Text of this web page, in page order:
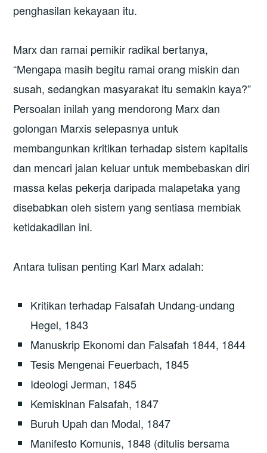
penghasilan kekayaan itu.
Marx dan ramai pemikir radikal bertanya,
“Mengapa masih begitu ramai orang miskin dan
susah, sedangkan masyarakat itu semakin kaya?”
Persoalan inilah yang mendorong Marx dan
golongan Marxis selepasnya untuk
membangunkan kritikan terhadap sistem kapitalis
dan mencari jalan keluar untuk membebaskan diri
massa kelas pekerja daripada malapetaka yang
disebabkan oleh sistem yang sentiasa membiak
ketidakadilan ini.
Antara tulisan penting Karl Marx adalah:
Kritikan terhadap Falsafah Undang-undang
Hegel, 1843
Manuskrip Ekonomi dan Falsafah 1844, 1844
Tesis Mengenai Feuerbach, 1845
Ideologi Jerman, 1845
Kemiskinan Falsafah, 1847
Buruh Upah dan Modal, 1847
Manifesto Komunis, 1848 (ditulis bersama